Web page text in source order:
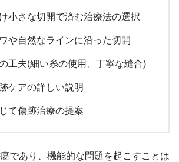
小さな切開で済む治療法の選択
や自然なラインに沿った切開
工夫(細い糸の使用、丁寧な縫合)
ケアの詳しい説明
て傷跡治療の提案
であり、機能的な問題を起こすことは